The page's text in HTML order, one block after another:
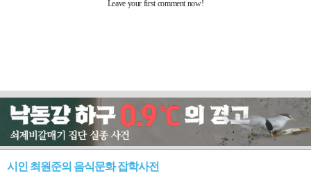
시인 최원준의 음식문화 잡학사전